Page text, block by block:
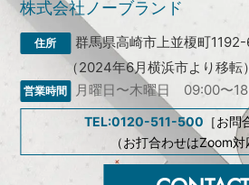
株式会社ノーブランド
群馬県高崎市上並榎町
（2024年6月横浜市より移転）
月曜日〜木曜日 09:00〜
TEL:0120-511-500 ［お問
（お打合わせはZoom対